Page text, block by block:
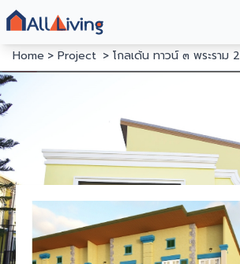
Home
Project โกลเด้น ทาวน์ ๓ พระราม 2